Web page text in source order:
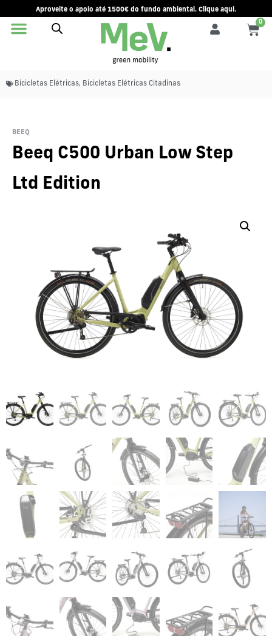
Aproveite o apoio até 1500€ do fundo ambiental. Clique aqui.
0
Bicicletas Elétricas, Bicicletas Elétricas Citadinas
BEEQ
Beeq C500 Urban Low Step
Ltd Edition